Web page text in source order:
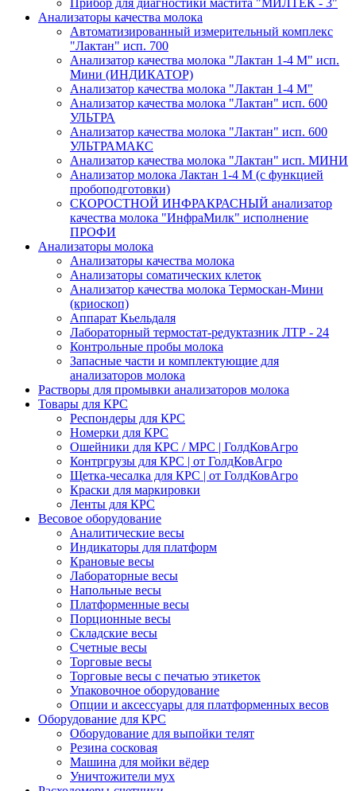
Прибор для диагностики мастита "МИЛТЕК - 3"
Анализаторы качества молока
Автоматизированный измерительный комплекс
"Лактан" исп. 700
Анализатор качества молока "Лактан 1-4 М" исп.
Мини (ИНДИКАТОР)
Анализатор качества молока "Лактан 1-4 M"
Анализатор качества молока "Лактан" исп. 600
УЛЬТРА
Анализатор качества молока "Лактан" исп. 600
УЛЬТРАМАКС
Анализатор качества молока "Лактан" исп. МИНИ
Анализатор молока Лактан 1-4 М (с функцией
пробоподготовки)
СКОРОСТНОЙ ИНФРАКРАСНЫЙ анализатор
качества молока "ИнфраМилк" исполнение
ПРОФИ
Анализаторы молока
Анализаторы качества молока
Анализаторы соматических клеток
Анализатор качества молока Термоскан-Мини
(криоскоп)
Аппарат Кьельдаля
Лабораторный термостат-редуктазник ЛТР - 24
Контрольные пробы молока
Запасные части и комплектующие для
анализаторов молока
Растворы для промывки анализаторов молока
Товары для КРС
Респондеры для КРС
Номерки для КРС
Ошейники для КРС / МРС | ГолдКовАгро
Контргрузы для КРС | от ГолдКовАгро
Щетка-чесалка для КРС | от ГолдКовАгро
Краски для маркировки
Ленты для КРС
Весовое оборудование
Аналитические весы
Индикаторы для платформ
Крановые весы
Лабораторные весы
Напольные весы
Платформенные весы
Порционные весы
Складские весы
Счетные весы
Торговые весы
Торговые весы с печатью этикеток
Упаковочное оборудование
Опции и аксессуары для платформенных весов
Оборудование для КРС
Оборудование для выпойки телят
Резина сосковая
Машина для мойки вёдер
Уничтожители мух